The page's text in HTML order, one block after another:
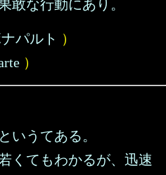
敢な行動にあり。
パルト ）
）
いうてある。
くてもわかるが、迅速